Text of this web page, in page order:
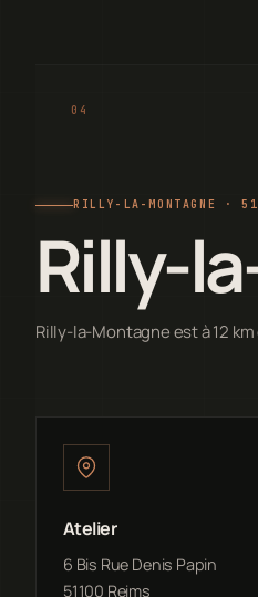
RILLY-LA-MONTAGNE ·
Rilly-
Rilly-la-Montagne est à 12
Atelier
6 Bis Rue Denis Papin
51100 Reims